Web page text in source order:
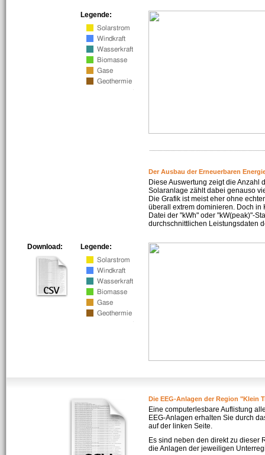
Legende:
Der Ausbau der Erneuerbaren
Diese Auswertung zeigt die Anzahl
Solaranlage zählt dabei genauso
Die Grafik ist meist eher ohne
überall extrem dominieren. Doch in
Datei der "kWh" oder "kW(peak)"-
durchschnittlichen Leistungsdaten
Legende:
Download:
Die EEG-Anlagen der Region "Klein
Eine computerlesbare Auflistung
EEG-Anlagen erhalten Sie durch
auf der linken Seite.
Es sind neben den direkt zu dieser
die Anlagen der jeweiligen